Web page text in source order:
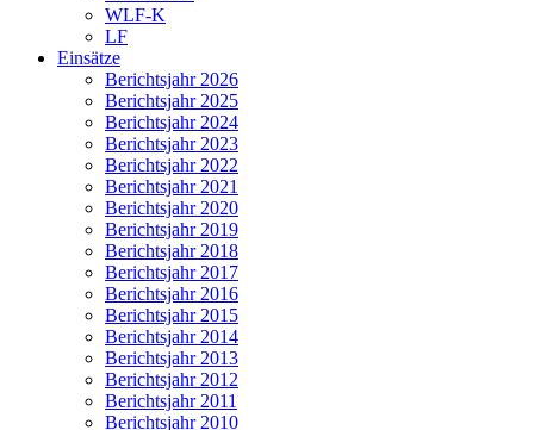
WLF-K
LF
Einsätze
Berichtsjahr 2026
Berichtsjahr 2025
Berichtsjahr 2024
Berichtsjahr 2023
Berichtsjahr 2022
Berichtsjahr 2021
Berichtsjahr 2020
Berichtsjahr 2019
Berichtsjahr 2018
Berichtsjahr 2017
Berichtsjahr 2016
Berichtsjahr 2015
Berichtsjahr 2014
Berichtsjahr 2013
Berichtsjahr 2012
Berichtsjahr 2011
Berichtsjahr 2010